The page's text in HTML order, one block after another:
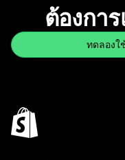
ต้องกา
ทดลองใ